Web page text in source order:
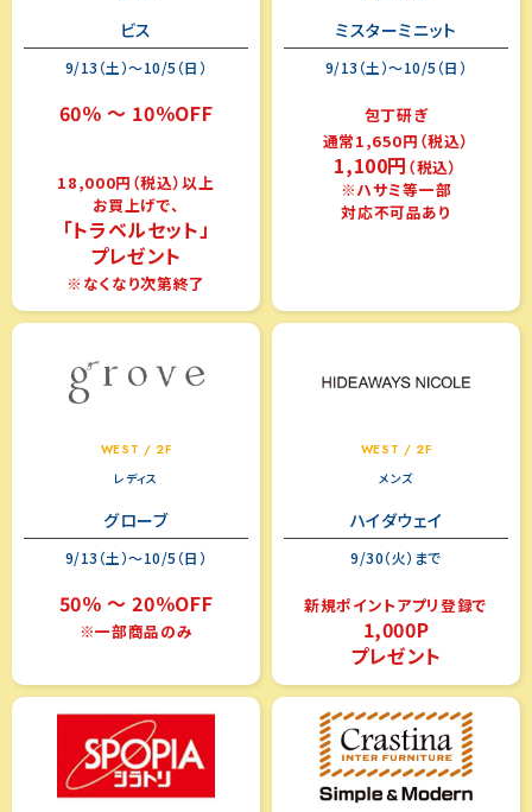
ビス
9/13（土）～10/5（日）
60％ ～ 10％OFF
18,000円（税込）以上
お買上げで、
「トラベルセット」
プレゼント
※なくなり次第終了
ミスターミニット
9/13（土）～10/5（日）
包丁研ぎ
通常1,650円（税込）
1,100円 （税込）
※ハサミ等一部
対応不可品あり
WEST / 2F
レディス
グローブ
9/13（土）～10/5（日）
50％ ～ 20％OFF
※一部商品のみ
WEST / 2F
メンズ
ハイダウェイ
9/30（火）まで
新規ポイントアプリ登録で
1,000P
プレゼント